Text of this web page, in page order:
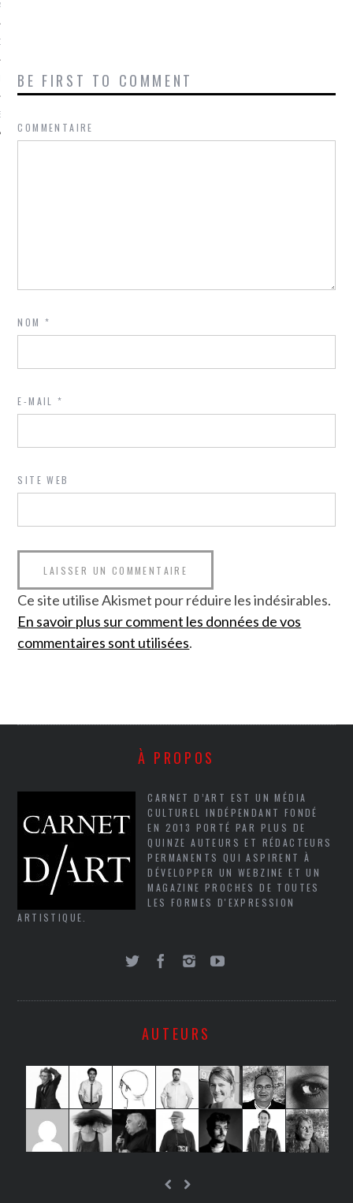
CARAVELLE
PODCAST
BE FIRST TO COMMENT
COMMENTAIRE
NOM*
E-MAIL*
SITE WEB
Ce site utilise Akismet pour réduire les indésirables.
En savoir plus sur comment les données de vos
commentaires sont utilisées.
À PROPOS
CARNET D’ART EST UN MÉDIA
CULTUREL INDÉPENDANT FONDÉ
EN 2013 PORTÉ PAR PLUS DE
QUINZE AUTEURS ET RÉDACTEURS
PERMANENTS QUI ASPIRENT À
DÉVELOPPER UN WEBZINE ET UN
MAGAZINE PROCHES DE TOUTES
LES FORMES D'EXPRESSION
ARTISTIQUE.
AUTEURS